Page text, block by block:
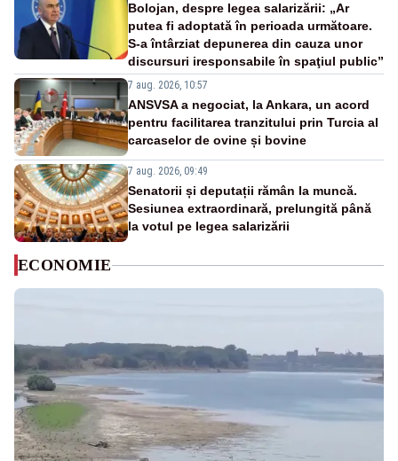
Bolojan, despre legea salarizării: „Ar
putea fi adoptată în perioada următoare.
S-a întârziat depunerea din cauza unor
discursuri iresponsabile în spaţiul public”
7 aug. 2026, 10:57
ANSVSA a negociat, la Ankara, un acord
pentru facilitarea tranzitului prin Turcia al
carcaselor de ovine și bovine
7 aug. 2026, 09:49
Senatorii și deputații rămân la muncă.
Sesiunea extraordinară, prelungită până
la votul pe legea salarizării
ECONOMIE